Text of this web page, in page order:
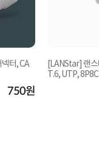
터, CA
750원
[LANStar] 랜
T.6, UTP,